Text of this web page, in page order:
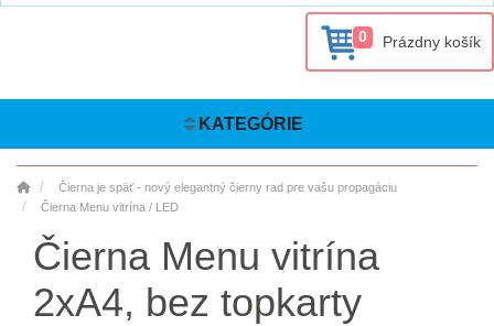
0 Prázdny košík
KATEGÓRIE
Čierna je späť - nový elegantný čierny rad pre vašu propagáciu
Čierna Menu vitrína / LED
Čierna Menu vitrína
2xA4, bez topkarty